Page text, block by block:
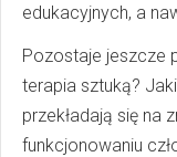
edukacyjnych, a
Pozostaje jeszcze
terapia sztuką?
przekładają się na
funkcjonowaniu